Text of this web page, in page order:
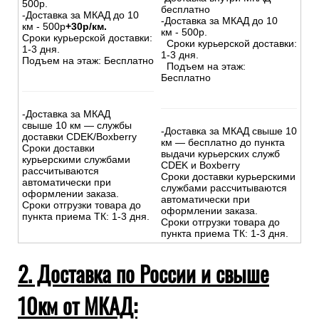
500р.
-Доставка за МКАД до 10
км - 500р+30р/км.
Сроки курьерской доставки:
1-3 дня.
Подъем на этаж: Бесплатно
-Доставка за МКАД
свыше 10 км — службы
доставки CDEK/Boxberry
Сроки доставки
курьерскими службами
рассчитываются
автоматически при
оформлении заказа.
Сроки отгрузки товара до
пункта приема ТК: 1-3 дня.
бесплатно
-Доставка за МКАД до 10
км - 500р.
Сроки курьерской доставки:
1-3 дня.
Подъем на этаж:
Бесплатно
-Доставка за МКАД свыше 10
км — бесплатно до пункта
выдачи курьерских служб
CDEK и Boxberry
Сроки доставки курьерскими
службами рассчитываются
автоматически при
оформлении заказа.
Сроки отгрузки товара до
пункта приема ТК: 1-3 дня.
2. Доставка по России и свыше
10км от МКАД: